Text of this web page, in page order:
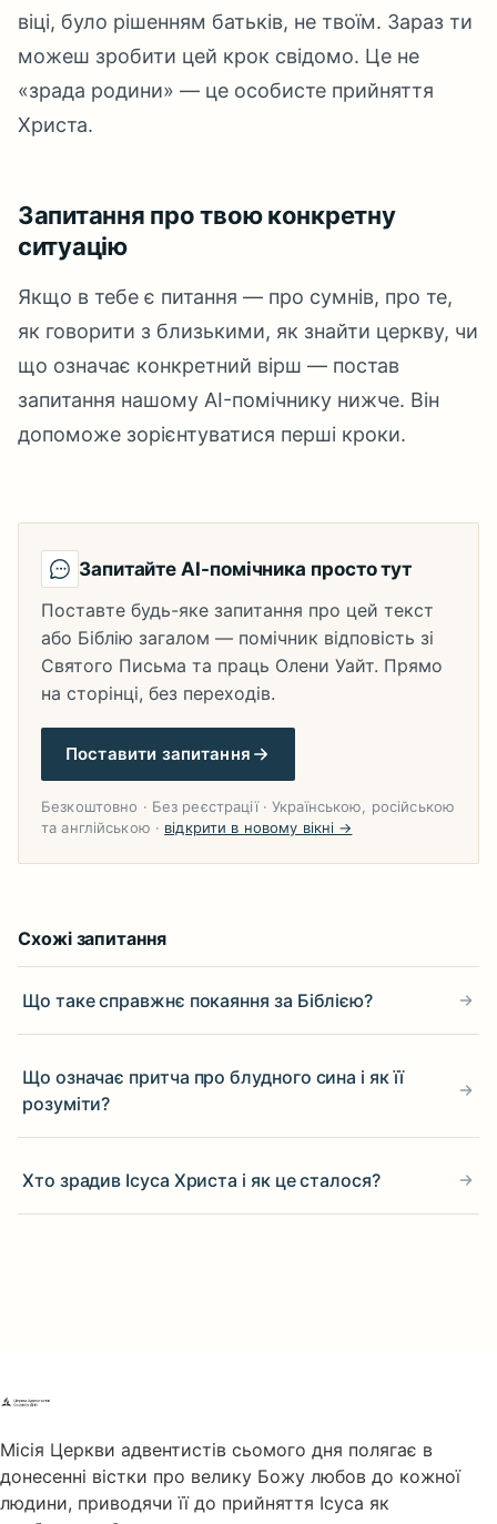
віці, було рішенням батьків, не твоїм. Зараз ти
можеш зробити цей крок свідомо. Це не
«зрада родини» — це особисте прийняття
Христа.
Запитання про твою конкретну
ситуацію
Якщо в тебе є питання — про сумнів, про те,
як говорити з близькими, як знайти церкву, чи
що означає конкретний вірш — постав
запитання нашому AI-помічнику нижче. Він
допоможе зорієнтуватися перші кроки.
Запитайте AI-помічника просто тут
Поставте будь-яке запитання про цей текст
або Біблію загалом — помічник відповість зі
Святого Письма та праць Олени Уайт. Прямо
на сторінці, без переходів.
Поставити запитання
Безкоштовно · Без реєстрації · Українською, російською
та англійською · відкрити в новому вікні →
Схожі запитання
Що таке справжнє покаяння за Біблією?
Що означає притча про блудного сина і як її
розуміти?
Хто зрадив Ісуса Христа і як це сталося?
Місія Церкви адвентистів сьомого дня полягає в
донесенні вістки про велику Божу любов до кожної
людини, приводячи її до прийняття Ісуса як